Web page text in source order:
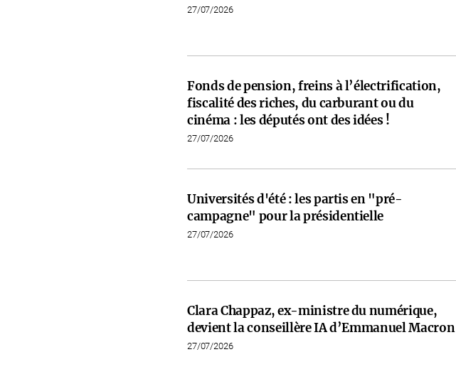
27/07/2026
Fonds de pension, freins à l’électrification,
fiscalité des riches, du carburant ou du
cinéma : les députés ont des idées !
27/07/2026
Universités d'été : les partis en "pré-
campagne" pour la présidentielle
27/07/2026
Clara Chappaz, ex-ministre du numérique,
devient la conseillère IA d’Emmanuel Macron
27/07/2026